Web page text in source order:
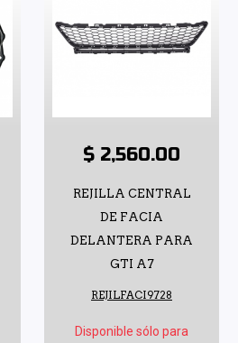
$ 2,560.00
REJILLA CENTRAL
DE FACIA
DELANTERA PARA
GTI A7
REJILFACI9728
Disponible sólo para